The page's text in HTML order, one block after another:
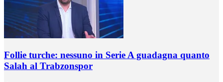
Follie turche: nessuno in Serie A guadagna quanto
Salah al Trabzonspor